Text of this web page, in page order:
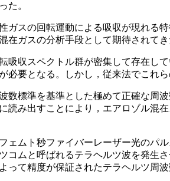
た。
ガスの回転運動による吸収が現れる
在ガスの分析手段として期待されてき
吸収スペクトル群が密集して存在し
必要となる。しかし，従来法でこれ
数標準を基準とした極めて正確な周
読み出すことにより，エアロゾル混
ェムト秒ファイバーレーザー光のパ
コムと呼ばれるテラヘルツ波を発生
って精度が保証されたテラヘルツ周